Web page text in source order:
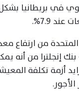
في بريطانيا
7.9%.
من ارتفاع
إنجلترا من أنه
أزمة تكلفة